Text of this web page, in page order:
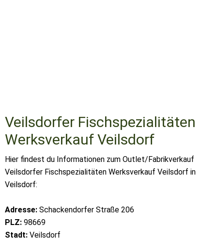
Veilsdorfer Fischspezialitäten
Werksverkauf Veilsdorf
Hier findest du Informationen zum Outlet/Fabrikverkauf
Veilsdorfer Fischspezialitäten Werksverkauf Veilsdorf in
Veilsdorf:
Adresse: Schackendorfer Straße 206
PLZ: 98669
Stadt: Veilsdorf